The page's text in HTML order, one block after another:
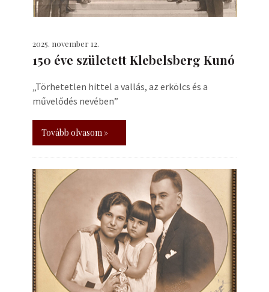
2025. november 12.
150 éve született Klebelsberg Kunó
„Törhetetlen hittel a vallás, az erkölcs és a
művelődés nevében”
Tovább olvasom »